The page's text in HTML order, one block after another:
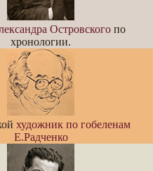
Островскогопо
хронологии.
художник по гобеленам
Е.Радченко